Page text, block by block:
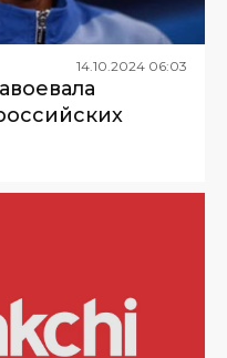
14.10.2024 06:03